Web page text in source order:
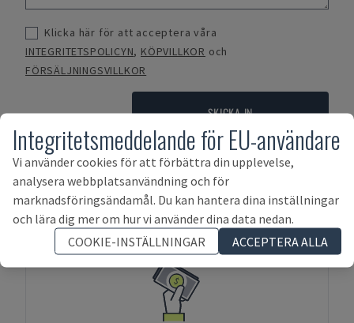
Klicka här för att acceptera våra
INTEGRITETSPOLICYN, KÖPVILLKOR och
FÖRSÄLJNINGSVILLKOR
SKICKA IN
Betalningsvillkor
Integritetsmeddelande för EU-användare
Vi använder cookies för att förbättra din upplevelse,
analysera webbplatsanvändning och för
marknadsföringsändamål. Du kan hantera dina inställningar
och lära dig mer om hur vi använder dina data nedan.
COOKIE-INSTÄLLNINGAR
ACCEPTERA ALLA